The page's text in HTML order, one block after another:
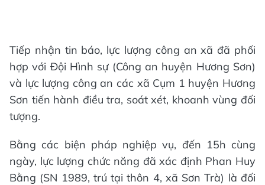
Tiếp nhận tin báo, lực lượng công an xã đã phối
hợp với Đội Hình sự (Công an huyện Hương Sơn)
và lực lượng công an các xã Cụm 1 huyện Hương
Sơn tiến hành điều tra, soát xét, khoanh vùng đối
tượng.
Bằng các biện pháp nghiệp vụ, đến 15h cùng
ngày, lực lượng chức năng đã xác định Phan Huy
Bằng (SN 1989, trú tại thôn 4, xã Sơn Trà) là đối